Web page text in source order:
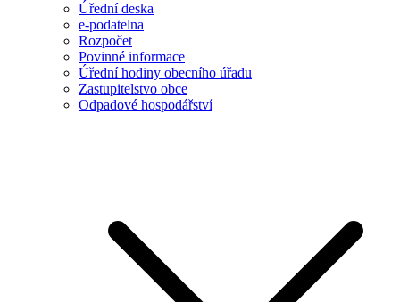
Úřední deska
e-podatelna
Rozpočet
Povinné informace
Úřední hodiny obecního úřadu
Zastupitelstvo obce
Odpadové hospodářství